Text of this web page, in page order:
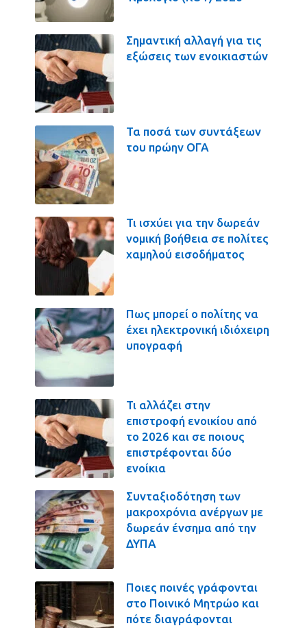
Σημαντική αλλαγή για τις
εξώσεις των ενοικιαστών
Τα ποσά των συντάξεων
του πρώην ΟΓΑ
Τι ισχύει για την δωρεάν
νομική βοήθεια σε πολίτες
χαμηλού εισοδήματος
Πως μπορεί ο πολίτης να
έχει ηλεκτρονική ιδιόχειρη
υπογραφή
Τι αλλάζει στην
επιστροφή ενοικίου από
το 2026 και σε ποιους
επιστρέφονται δύο
ενοίκια
Συνταξιοδότηση των
μακροχρόνια ανέργων με
δωρεάν ένσημα από την
ΔΥΠΑ
Ποιες ποινές γράφονται
στο Ποινικό Μητρώο και
πότε διαγράφονται